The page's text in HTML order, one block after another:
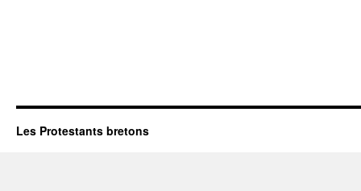
Les Protestants bretons